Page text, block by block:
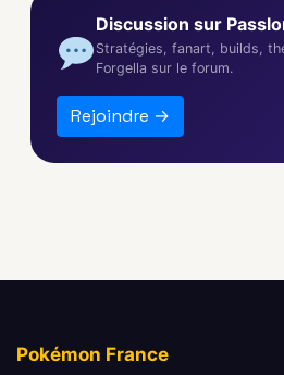
Discussion sur
Stratégies, fanart, builds,
Forgella sur le forum.
Rejoindre →
Pokémon France